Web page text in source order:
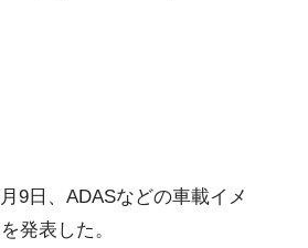
9日、ADASなどの車載イメ
発表した。